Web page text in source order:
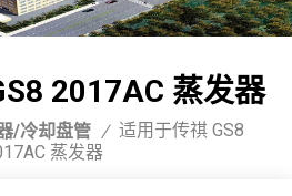
2017AC 蒸发器
/冷却盘管 / 适用于传祺 GS8
蒸发器